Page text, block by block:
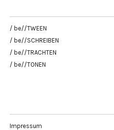
/ be//TWEEN
/ be//SCHREIBEN
/ be//TRACHTEN
/ be//TONEN
Impressum